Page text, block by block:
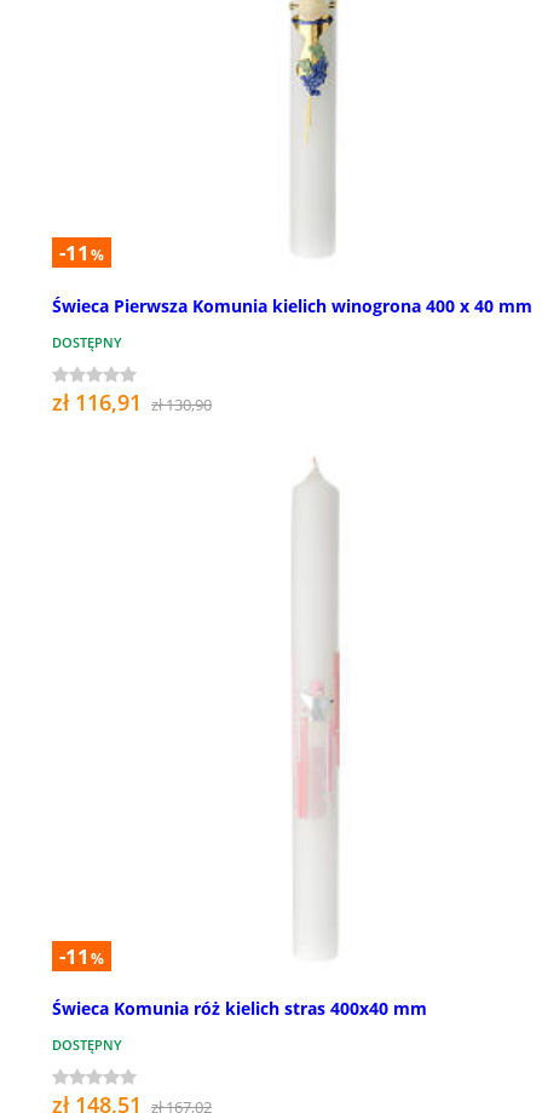
-11 %
Świeca Pierwsza Komunia kielich winogrona 400 x 40 mm
DOSTĘPNY
zł 116,91 zł 130,90
-11 %
Świeca Komunia róż kielich stras 400x40 mm
DOSTĘPNY
zł 148,51 zł 167,02